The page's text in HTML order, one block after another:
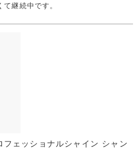
継続中です。
ェッショナルシャイン シャン